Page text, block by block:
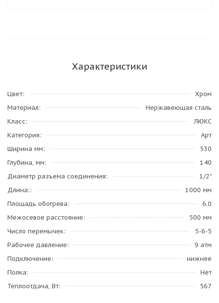
Характеристики
Цвет
Хром
Материал
Нержавеющая сталь
Класс
ЛЮКС
Категория
Арт
Ширина мм
530
Глубина, мм
140
Диаметр разъема соединения
1/2"
Длина:
1000 мм
Площадь обогрева
6.0
Межосевое расстояние
500 мм
Число перемычек
5-6-5
Рабочее давление
9 атм
Подключение
нижнее
Полка
Нет
Теплоотдача, Вт
567